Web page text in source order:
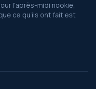
l’après-midi nookie,
ce qu’ils ont fait est